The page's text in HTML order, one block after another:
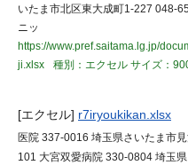
いたま市北区東大成町1-227 048-
ニッ
https://www.pref.saitama.lg.jp/
ji.xlsx
種別：エクセル サイズ：
[エクセル] r7iryoukikan.xlsx
医院 337-0016 埼玉県さいたま市
101 大宮双愛病院 330-0804 埼玉